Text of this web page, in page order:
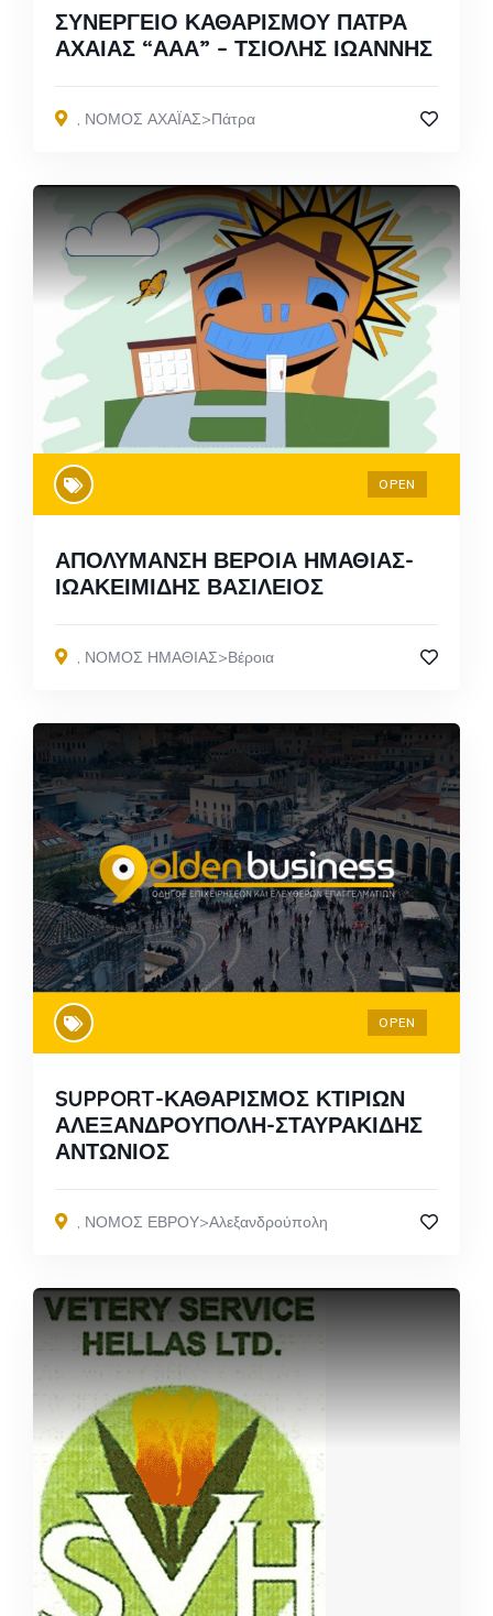
ΣΥΝΕΡΓΕΙΟ ΚΑΘΑΡΙΣΜΟΥ ΠΑΤΡΑ
ΑΧΑΙΑΣ “ΑΑΑ” – ΤΣΙΟΛΗΣ ΙΩΑΝΝΗΣ
, ΝΟΜΟΣ ΑΧΑΪΑΣ>Πάτρα
OPEN
ΑΠΟΛΥΜΑΝΣΗ ΒΕΡΟΙΑ ΗΜΑΘΙΑΣ-
ΙΩΑΚΕΙΜΙΔΗΣ ΒΑΣΙΛΕΙΟΣ
, ΝΟΜΟΣ ΗΜΑΘΙΑΣ>Βέροια
OPEN
SUPPORT-ΚΑΘΑΡΙΣΜΟΣ ΚΤΙΡΙΩΝ
ΑΛΕΞΑΝΔΡΟΥΠΟΛΗ-ΣΤΑΥΡΑΚΙΔΗΣ
ΑΝΤΩΝΙΟΣ
, ΝΟΜΟΣ ΕΒΡΟΥ>Αλεξανδρούπολη